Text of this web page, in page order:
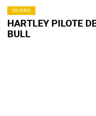
DIVERS
HARTLEY PILOTE
BULL